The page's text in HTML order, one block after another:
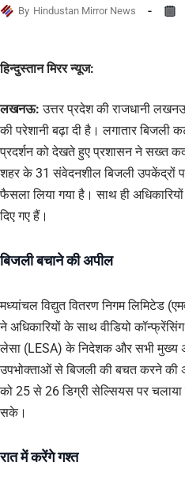
By Hindustan Mirror News
हिन्दुस्तान मिरर न्यूज:
लखनऊ: उत्तर प्रदेश की राजधानी
की परेशानी बढ़ा दी है। लगातार बिजली
प्रदर्शन को देखते हुए प्रशासन ने सख्त
शहर के 31 संवेदनशील बिजली उपकेंद्रों
फैसला लिया गया है। साथ ही
दिए गए हैं।
बिजली बचाने की अपील
मध्यांचल विद्युत वितरण निगम लिमिटेड
ने अधिकारियों के साथ वीडियो
लेसा (LESA) के निदेशक और सभी मुख्य
उपभोक्ताओं से बिजली की बचत करने की
को 25 से 26 डिग्री सेल्सियस पर
सके।
रात में करेंगे गश्त